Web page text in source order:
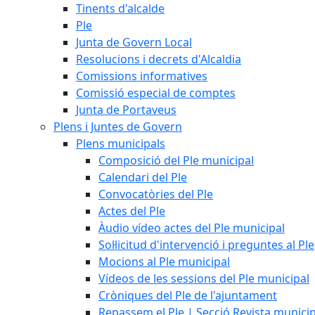
Tinents d'alcalde
Ple
Junta de Govern Local
Resolucions i decrets d'Alcaldia
Comissions informatives
Comissió especial de comptes
Junta de Portaveus
Plens i Juntes de Govern
Plens municipals
Composició del Ple municipal
Calendari del Ple
Convocatòries del Ple
Actes del Ple
Àudio vídeo actes del Ple municipal
Sol·licitud d'intervenció i preguntes al Ple
Mocions al Ple municipal
Vídeos de les sessions del Ple municipal
Cròniques del Ple de l'ajuntament